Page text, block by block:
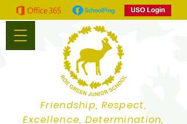
Friendship, Respect,
Excellence, Determination,